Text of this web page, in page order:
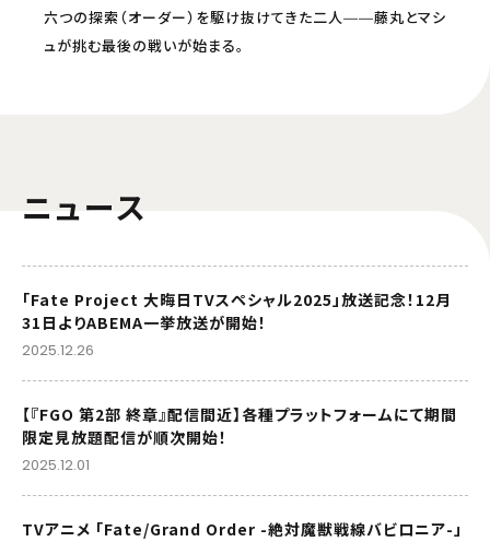
六つの探索（オーダー）を駆け抜けてきた二人――藤丸とマシ
ュが挑む最後の戦いが始まる。
ニュース
「Fate Project 大晦日TVスペシャル2025」放送記念！12月
31日よりABEMA一挙放送が開始！
2025.12.26
【『FGO 第2部 終章』配信間近】各種プラットフォームにて期間
限定見放題配信が順次開始！
2025.12.01
TVアニメ 「Fate/Grand Order -絶対魔獣戦線バビロニア-」